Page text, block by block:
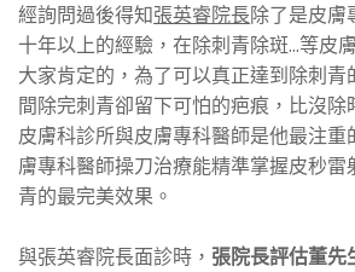
經詢問過後得知張英睿院長除了是皮膚
十年以上的經驗，在除刺青除斑...等皮
大家肯定的，為了可以真正達到除刺
間除完刺青卻留下可怕的疤痕，比沒除
皮膚科診所與皮膚專科醫師是他最注重
膚專科醫師操刀治療能精準掌握皮秒雷
青的最完美效果。
與張英睿院長面診時， 張院長評估董先